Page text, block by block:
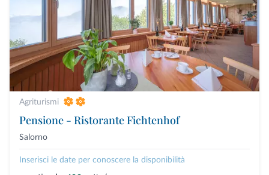
Agriturismi
Pensione - Ristorante Fichtenhof
Salorno
Inserisci le date per conoscere la disponibilità